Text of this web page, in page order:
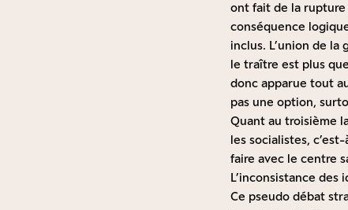
ont fait de la rupture
conséquence
inclus. L’union de
le traître est plus
donc apparue tout
pas une option,
Quant au troisième
les socialistes,
faire avec le centre
L’inconsistance des
Ce pseudo débat